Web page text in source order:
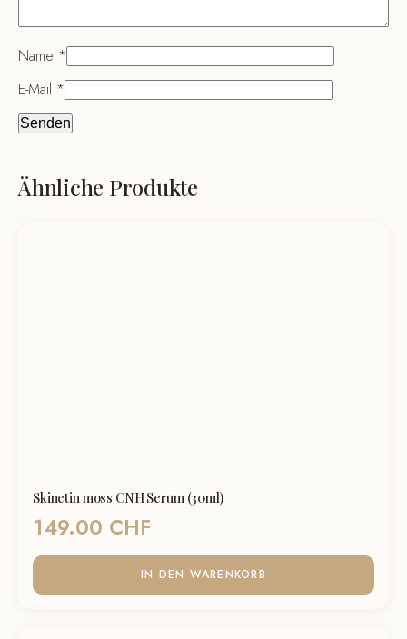
Name *
E-Mail *
Ähnliche Produkte
Skinetin moss CNH Serum (30ml)
149.00 CHF
IN DEN WARENKORB